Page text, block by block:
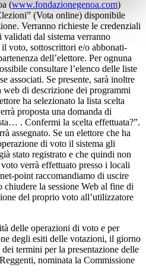
(www.fondazionegenoa.com)
(Vota online) disponibile
Verranno richieste le credenziali
validati dal sistema verranno
voto, sottoscrittori e/o abbonati-
dell’elettore. Per ognuna
consultare l’elenco delle liste
associati. Se presente, sarà inoltre
web di descrizione dei programmi
ha selezionato la lista scelta
proposta una domanda di
. Confermi la scelta effettuata?”.
assegnato. Se un elettore che ha
di voto il sistema gli
stato registrato e che quindi non
verrà effettuato presso i locali
point raccomandiamo di uscire
chiudere la sessione Web al fine di
del proprio voto all’utilizzatore
delle operazioni di voto e per
degli esiti delle votazioni, il giorno
dei termini per la presentazione delle
nominata la Commissione